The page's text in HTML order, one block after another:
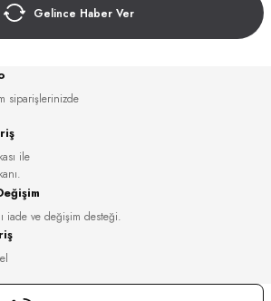
Gelince Haber Ver
siparişlerinizde
ile
iade ve değişim desteği.